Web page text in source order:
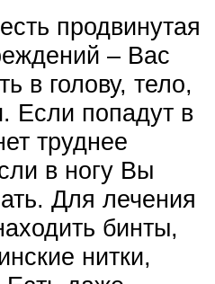
продвинутая
– Вас
в голову, тело,
Если попадут в
труднее
в ногу Вы
Для лечения
бинты,
нитки,